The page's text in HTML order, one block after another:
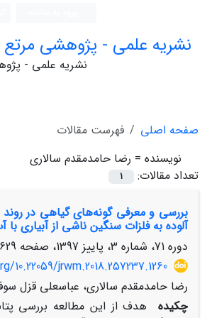
نشریه علمی - پژوهشی مرتع
نشریه علمی -
صفحه اصلی
فهرست مقالات
نویسنده = رضا حامدمقدم سالاری
تعداد مقالات:
1
بررسی و معرفی گونه‌های گیاهی در
آلوده به فلزات سنگین ناشی از آبیاری
دوره 71، شماره 3، پاییز 1397، صفحه
629-643
jrwm.2018.257237.1260
رضا حامدمقدم سالاری، عباسعلی قزل
چکیده
هدف از این مطالعه بررسی